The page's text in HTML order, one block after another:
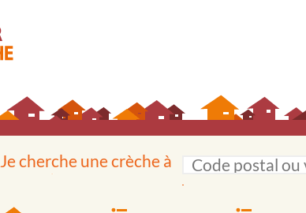
Je cherche une crèche à